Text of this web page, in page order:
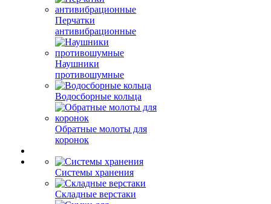
Перчатки
антивибрационные
Наушники
противошумные
Водосборные кольца
Обратные молоты для
коронок
Системы хранения
Складные верстаки